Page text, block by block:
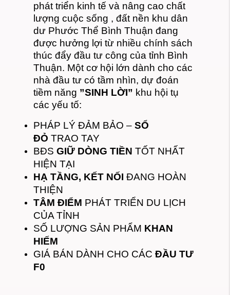
phát triển kinh tế và nâng cao chất
lượng cuộc sống , đất nền khu dân
dư Phước Thể Bình Thuận đang
được hưởng lợi từ nhiều chính sách
thúc đẩy đầu tư công của tỉnh Bình
Thuận. Một cơ hội lớn dành cho các
nhà đầu tư có tầm nhìn, dự đoán
tiềm năng ”SINH LỜI” khu hội tụ
các yếu tố:
PHÁP LÝ ĐẢM BẢO –SỔ
ĐỎ TRAO TAY
BĐSGIỮ DÒNG TIỀN TỐT NHẤT
HIỆN TẠI
HẠ TẦNG, KẾT NỐI ĐANG HOÀN
THIỆN
TÂM ĐIỂM PHÁT TRIỂN DU LỊCH
CỦA TỈNH
SỐ LƯỢNG SẢN PHẨM KHAN
HIẾM
GIÁ BÁN DÀNH CHO CÁCĐẦU TƯ
F0